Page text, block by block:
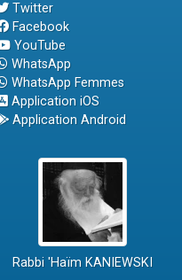
Twitter
Facebook
YouTube
WhatsApp
WhatsApp Femmes
Application iOS
Application Android
Rabbi 'Haïm KANIEWSKI